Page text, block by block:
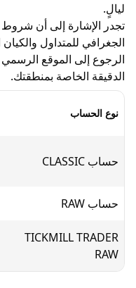
إلى أن شروط
والكيان التابع له.
بمنطقتك.
$100
TICKMILL
$100